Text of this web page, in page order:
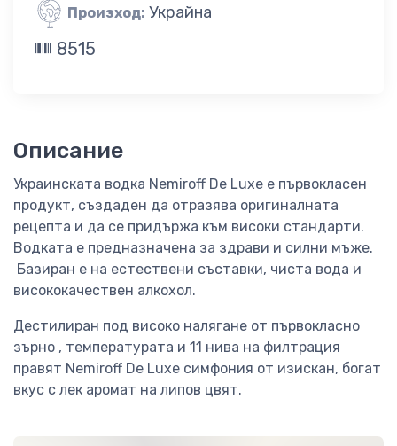
Произход: Украйна
8515
Описание
Украинската водка Nemiroff De Luxe е първокласен
продукт, създаден да отразява оригиналната
рецепта и да се придържа към високи стандарти.
Водката е предназначена за здрави и силни мъже.
Базиран е на естествени съставки, чиста вода и
висококачествен алкохол.
Дестилиран под високо налягане от първокласно
зърно , температурата и 11 нива на филтрация
правят Nemiroff De Luxe симфония от изискан, богат
вкус с лек аромат на липов цвят.